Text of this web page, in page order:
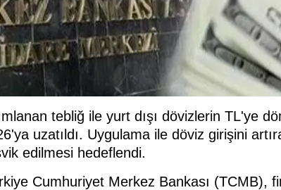
tebliğ ile yurt dışı dövizlerin TL'ye
uzatıldı. Uygulama ile döviz girişini
edilmesi hedeflendi.
Cumhuriyet Merkez Bankası (TCMB),